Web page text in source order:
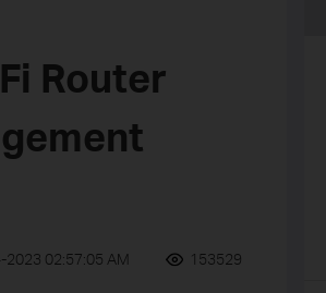
Router
2023 02:57:05 AM 153529